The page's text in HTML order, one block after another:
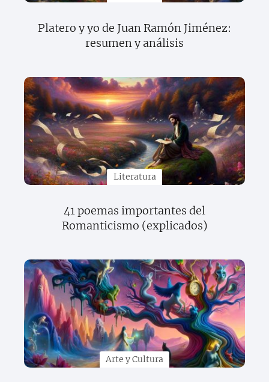
Platero y yo de Juan Ramón Jiménez:
resumen y análisis
Literatura
41 poemas importantes del
Romanticismo (explicados)
Arte y Cultura